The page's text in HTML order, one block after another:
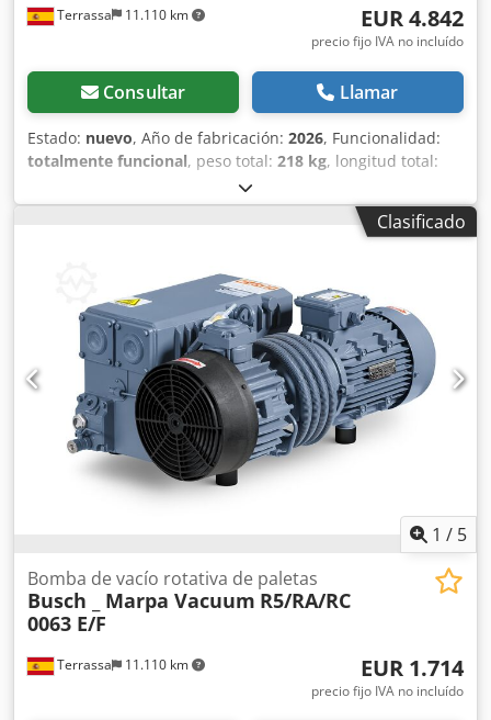
Terrassa 11.110 km EUR 4.842
precio fijo IVA no incluído
Consultar Llamar
Estado: nuevo, Año de fabricación: 2026, Funcionalidad:
totalmente funcional, peso total: 218 kg, longitud total:
560 mm
caudal volumétrico:360 m³/h, frecuencia de entrada:50
, tipo de
duración de la garantía:12 meses
(código IP):IP55, Bomba de vacío rotativa de paletas en
baño de aceite de 1 etapa. Disponible en estoc. Modelo
Marpa Vacuum MV-0300N Bomba completamente nueva a
estrenar. Con 12 meses de garantía Caudal nominal: 300
m3/h a 50Hz. Vacío final : 0,1 mbar abs. Potencia motor: 7,5
Kw Dodpfx Agsftzr Usqjck Sobre cualquier duda,
consúltenos
Clasificado
1 / 5
Terrassa 11.110 km
Bomba de vacío rotativa de paletas
Busch _ Marpa Vacuum R5/RA/RC
0063 E/F
EUR 1.714
precio fijo IVA no incluído